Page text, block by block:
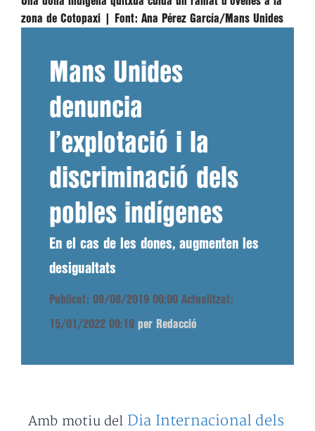
zona de Cotopaxi |
Font: Ana Pérez García/Mans Unides
Mans Unides
denuncia
l’explotació i la
discriminació dels
pobles indígenes
En el cas de les dones, augmenten les
desigualtats
Publicat: 09/08/2019 00:00 Actualitzat:
15/01/2022 09:19 per Redacció
Amb motiu del Dia Internacional dels